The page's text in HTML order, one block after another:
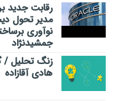
رقابت جدید
مدیر تحول
نوآوری
جمشیدنژاد
زنگ تحلیل /
هادی آقازاده